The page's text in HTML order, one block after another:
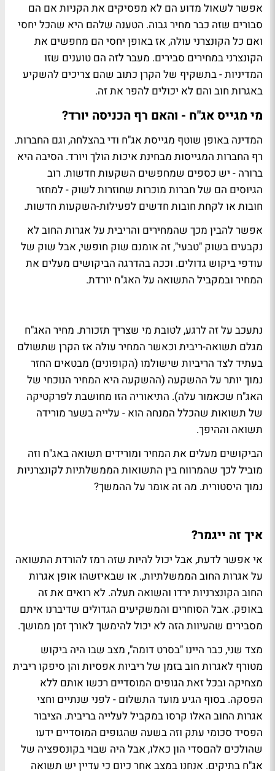
אפשר לשאול מדוע הם לא מפסיקים את הקניות אם הם
סבורים שזה כבר מחיר גבוה. הטענה שלהם היא שהכל יחסי
ואם כל הקונצרני עולה, אז באופן יחסי הם מחפשים את
הקונצרני במחירים סבירים. מעבר לזה הם טוענים שזו
המדיניות - בתשקיף של הקרן כתוב שהם צריכים להשקיע
באגרות חוב והם לא יכולים להפר את זה.
מי מגייס אג"ח - והאם רף הכניסה יורד?
המדינה באופן שוטף מגייסת אג"ח ודי בהצלחה, וגם החברות.
רף החברות המגייסות מבחינת איכות הולך ויורד. הסיבה היא
ברורה - יש כספים שמחפשים השקעות חדשות. רוב
הגיוסים הם של חברות מוכרות שחוזרות לשוק - למחזר
חובות או לקחת חובות חדשים לפעילות-השקעות חדשות.
אפשר להבין מכך שהמחירים והריבית על אגרות החוב לא
נקבעים בשוק "טבעי", זה אומנם שוק חופשי, אבל שוק של
עודפי ביקוש גדולים. וככה בהדרגה הביקושים מעלים את
המחיר ובמקביל התשואה על האג"ח יורדת.
נתעכב על זה לרגע, לטובת מי שצריך תזכורת. מחיר האג"ח
מגלם תשואה-ריבית וכאשר המחיר עולה אז הקרן שתשולם
בעתיד לצד הריביות שישולמו (הקופונים) מבטאים החזר
נמוך יותר על ההשקעה (ההשקעה היא המחיר הנוכחי של
האג"ח שכאמור עלה). התיאוריה הזו מחושבת לפרקטיקה
של תשואות שהכלל המנחה הוא - עלייה בשער מורידה
תשואה וההיפך.
הביקושים מעלים את המחיר ומורידים תשואה באג"ח וזה
מוביל לכך שהמרווח בין התשואות הממשלתיות לקונצרניות
נמוך היסטורית. מה זה אומר על ההמשך?
איך זה ייגמר?
אי אפשר לדעת, אבל יכול להיות שזה רמז להורדת התשואה
על אגרות החוב הממשלתיות,. או שבאיזשהו אופן אגרות
החוב הקונצרניות ירדו והשואה תעלה. לא רואים את זה
באופק. אבל הסוחרים והמשקיעים הגדולים שדיברנו איתם
מסבירים שהעיוות הזה לא יכול להימשך לאורך זמן ממושך.
מצד שני, כבר היינו "בסרט דומה", מצב שבו היה ביקוש
מטורף לאגרות חוב בזמן של ריביות אפסיות והן סיפקו ריבית
מצחיקה ובכל זאת הגופים המוסדיים רכשו אותם ללא
הפסקה. בסוף הגיע מועד התשלום - לפני שנתיים וחצי
אגרות החוב האלו קרסו במקביל לעלייה בריבית. הציבור
הפסיד סכומי עתק וזה בשעה שהגופים המוסדיים ידעו
שהולכים להםסדי הון כאלו, אבל היה שבוי בקונספציה של
אג"ח בתיקים. אנחנו במצב אחר כיום כי עדיין יש תשואה